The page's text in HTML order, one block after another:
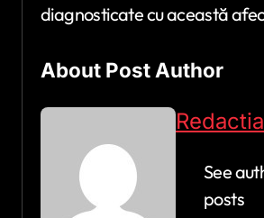
diagnosticate cu această
About Post Author
Redactia
See
posts